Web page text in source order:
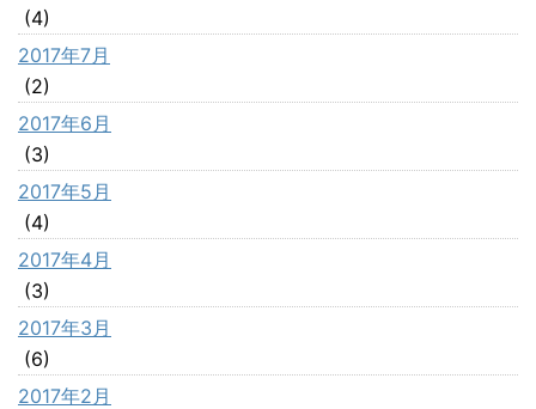
(4)
2017年7月
(2)
2017年6月
(3)
2017年5月
(4)
2017年4月
(3)
2017年3月
(6)
2017年2月